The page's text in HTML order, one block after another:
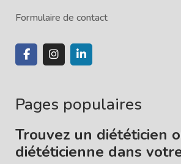
Formulaire de contact
Pages populaires
Trouvez un diététicien
diététicienne dans